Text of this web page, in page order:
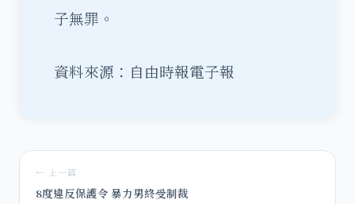
子無罪。
資料來源： 自由時報電子報
← 上一篇
8度違反保護令 暴力男終受制裁